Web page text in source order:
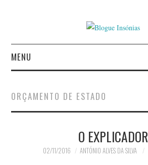
MENU
AUTORES
ORÇAMENTO DE ESTADO
O EXPLICADOR
02/11/2016 ANTÓNIO ALVES DA SILVA